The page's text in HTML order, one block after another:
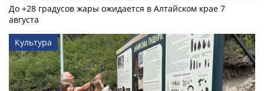
До +28 градусов жары ожидается в Алтайском крае 7
августа
Культура